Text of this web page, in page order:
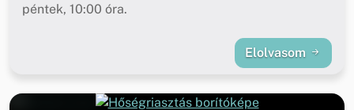
péntek, 10:00 óra.
Elolvasom